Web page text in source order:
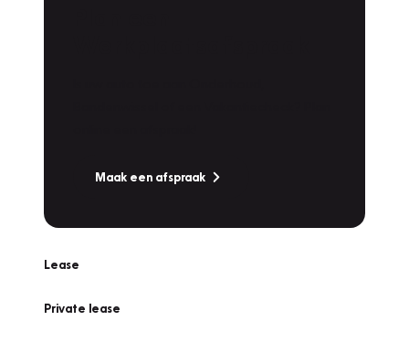
Maak een afspraak
Lease
Private lease